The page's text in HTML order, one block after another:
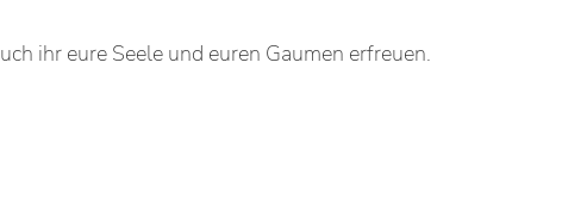
ihr eure Seele und euren Gaumen erfreuen.